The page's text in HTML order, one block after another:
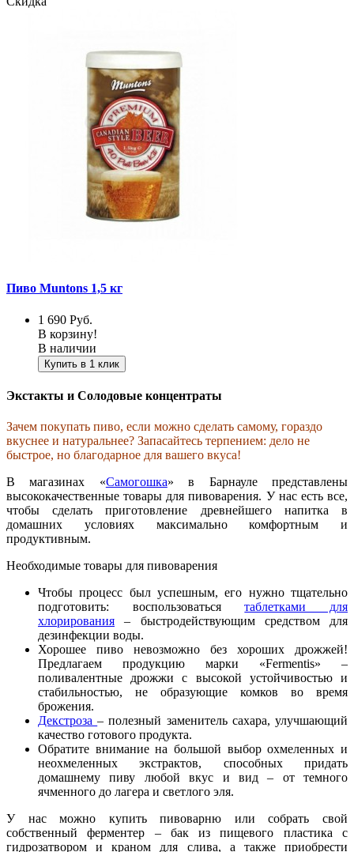
Пиво Muntons 1,5 кг
1 690 Руб.
В корзину!
В наличии
Купить в 1 клик
Экстакты и Солодовые концентраты
Зачем покупать пиво, если можно сделать самому, гораздо
вкуснее и натуральнее? Запасайтесь терпением: дело не
быстрое, но благодарное для вашего вкуса!
В магазинах «Самогошка» в Барнауле представлены
высококачественные товары для пивоварения. У нас есть все,
чтобы сделать приготовление древнейшего напитка в
домашних условиях максимально комфортным и
продуктивным.
Необходимые товары для пивоварения
Чтобы процесс был успешным, его нужно тщательно
подготовить: воспользоватьсятаблетками для
хлорирования – быстродействующим средством для
дезинфекции воды.
Хорошее пиво невозможно без хороших дрожжей!
Предлагаем продукцию марки «Fermentis» –
поливалентные дрожжи с высокой устойчивостью и
стабильностью, не образующие комков во время
брожения.
Декстроза– полезный заменитель сахара, улучшающий
качество готового продукта.
Обратите внимание на большой выбор охмеленных и
неохмеленных экстрактов, способных придать
домашнему пиву любой вкус и вид – от темного
ячменного до лагера и светлого эля.
У нас можно купить пивоварню или собрать свой
собственный ферментер – бак из пищевого пластика с
гидрозатвором и краном для слива, а также приобрести